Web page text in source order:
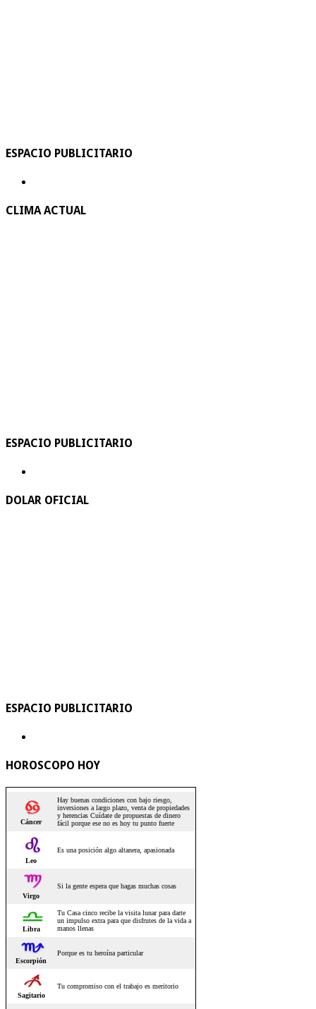
ESPACIO PUBLICITARIO
CLIMA ACTUAL
ESPACIO PUBLICITARIO
DOLAR OFICIAL
ESPACIO PUBLICITARIO
HOROSCOPO HOY